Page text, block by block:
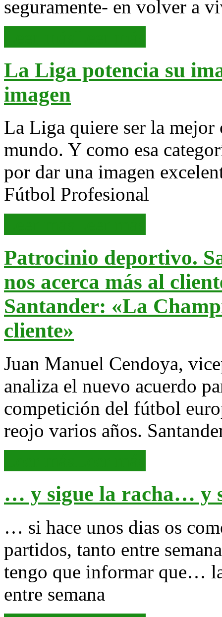
seguramente- en volver a
La Liga potencia su
imagen
La Liga quiere ser la
mundo. Y como esa
por dar una imagen
Fútbol Profesional
Patrocinio deportivo.
nos acerca más al
Santander: «La
cliente»
Juan Manuel Cendoya,
analiza el nuevo acuerdo
competición del fútbol
reojo varios años.
… y sigue la racha… y
… si hace unos dias os
partidos, tanto entre
tengo que informar que…
entre semana